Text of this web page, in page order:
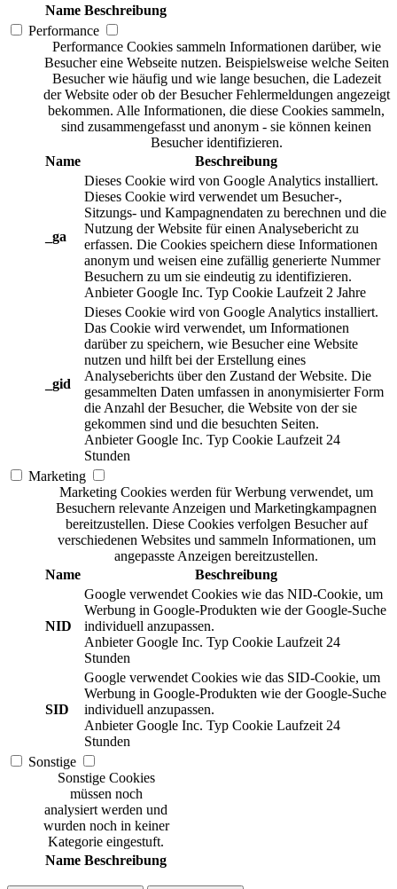
Name Beschreibung
Performance
Performance Cookies sammeln Informationen darüber, wie
Besucher eine Webseite nutzen. Beispielsweise welche Seiten
Besucher wie häufig und wie lange besuchen, die Ladezeit
der Website oder ob der Besucher Fehlermeldungen angezeigt
bekommen. Alle Informationen, die diese Cookies sammeln,
sind zusammengefasst und anonym - sie können keinen
Besucher identifizieren.
Name
Beschreibung
_ga
Dieses Cookie wird von Google Analytics installiert.
Dieses Cookie wird verwendet um Besucher-,
Sitzungs- und Kampagnendaten zu berechnen und die
Nutzung der Website für einen Analysebericht zu
erfassen. Die Cookies speichern diese Informationen
anonym und weisen eine zufällig generierte Nummer
Besuchern zu um sie eindeutig zu identifizieren.
Anbieter Google Inc. Typ Cookie Laufzeit 2 Jahre
_gid
Dieses Cookie wird von Google Analytics installiert.
Das Cookie wird verwendet, um Informationen
darüber zu speichern, wie Besucher eine Website
nutzen und hilft bei der Erstellung eines
Analyseberichts über den Zustand der Website. Die
gesammelten Daten umfassen in anonymisierter Form
die Anzahl der Besucher, die Website von der sie
gekommen sind und die besuchten Seiten.
Anbieter Google Inc. Typ Cookie Laufzeit 24
Stunden
Marketing
Marketing Cookies werden für Werbung verwendet, um
Besuchern relevante Anzeigen und Marketingkampagnen
bereitzustellen. Diese Cookies verfolgen Besucher auf
verschiedenen Websites und sammeln Informationen, um
angepasste Anzeigen bereitzustellen.
Name
Beschreibung
NID
Google verwendet Cookies wie das NID-Cookie, um
Werbung in Google-Produkten wie der Google-Suche
individuell anzupassen.
Anbieter Google Inc. Typ Cookie Laufzeit 24
Stunden
SID
Google verwendet Cookies wie das SID-Cookie, um
Werbung in Google-Produkten wie der Google-Suche
individuell anzupassen.
Anbieter Google Inc. Typ Cookie Laufzeit 24
Stunden
Sonstige
Sonstige Cookies
müssen noch
analysiert werden und
wurden noch in keiner
Kategorie eingestuft.
Name Beschreibung